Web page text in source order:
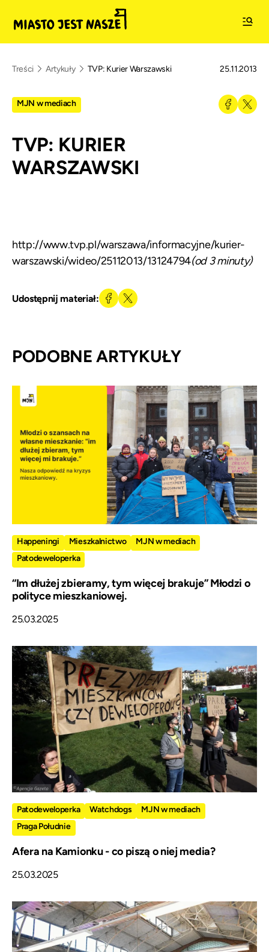
Treści Artykuły TVP: Kurier Warszawski 25.11.2013
MJN w mediach
TVP: KURIER
WARSZAWSKI
http://www.tvp.pl/warszawa/informacyjne/kurier-
warszawski/wideo/25112013/13124794(od 3 minuty)
Udostępnij materiał:
PODOBNE ARTYKUŁY
Happeningi Mieszkalnictwo
MJN w mediach
Patodeweloperka
“Im dłużej zbieramy, tym więcej brakuje” Młodzi o
polityce mieszkaniowej.
25.03.2025
Patodeweloperka Watchdogs
MJN w mediach
Praga Południe
Afera na Kamionku - co piszą o niej media?
25.03.2025